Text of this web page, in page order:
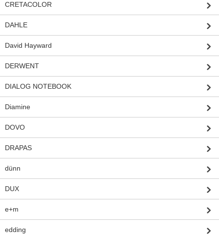
CRETACOLOR
DAHLE
David Hayward
DERWENT
DIALOG NOTEBOOK
Diamine
DOVO
DRAPAS
dünn
DUX
e+m
edding